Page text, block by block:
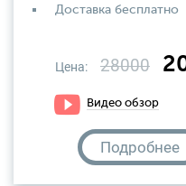
Доставка бесплатно
Цена: 28000
Видео обзор
Подробнее